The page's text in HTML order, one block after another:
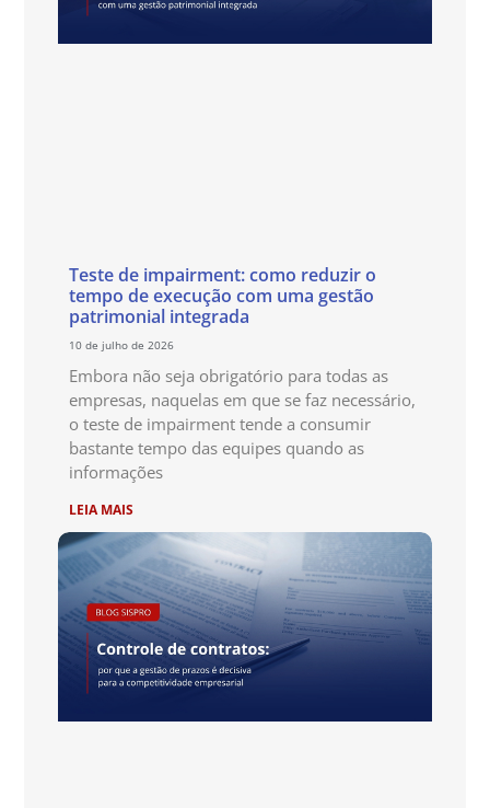
Teste de impairment: como reduzir o
tempo de execução com uma gestão
patrimonial integrada
10 de julho de 2026
Embora não seja obrigatório para todas as
empresas, naquelas em que se faz necessário,
o teste de impairment tende a consumir
bastante tempo das equipes quando as
informações
LEIA MAIS